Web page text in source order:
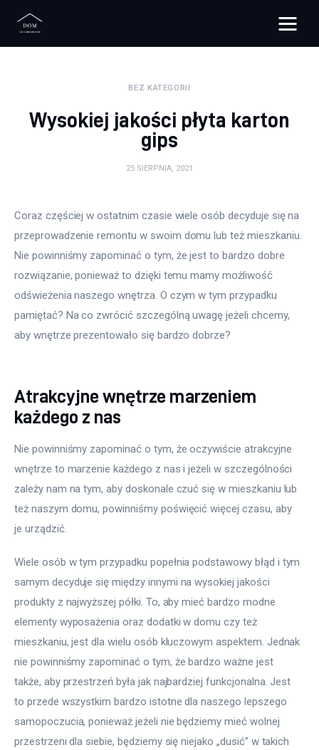
Bloggers Unite
Materiały budowlane
Budowa
Oświetlenie
Remont
BEZ KATEGORII
Wysokiej jakości płyta karton
gips
25 SIERPNIA, 2021
Coraz częściej w ostatnim czasie wiele osób decyduje się na
przeprowadzenie remontu w swoim domu lub też mieszkaniu.
Nie powinniśmy zapominać o tym, że jest to bardzo dobre
rozwiązanie, ponieważ to dzięki temu mamy możliwość
odświeżenia naszego wnętrza. O czym w tym przypadku
pamiętać? Na co zwrócić szczególną uwagę jeżeli chcemy,
aby wnętrze prezentowało się bardzo dobrze?
Atrakcyjne wnętrze marzeniem
każdego z nas
Nie powinniśmy zapominać o tym, że oczywiście atrakcyjne
wnętrze to marzenie każdego z nas i jeżeli w szczególności
zależy nam na tym, aby doskonale czuć się w mieszkaniu lub
też naszym domu, powinniśmy poświęcić więcej czasu, aby
je urządzić.
Wiele osób w tym przypadku popełnia podstawowy błąd i tym
samym decyduje się między innymi na wysokiej jakości
produkty z najwyższej półki. To, aby mieć bardzo modne
elementy wyposażenia oraz dodatki w domu czy też
mieszkaniu, jest dla wielu osób kluczowym aspektem. Jednak
nie powinniśmy zapominać o tym, że bardzo ważne jest
także, aby przestrzeń była jak najbardziej funkcjonalna. Jest
to przede wszystkim bardzo istotne dla naszego lepszego
samopoczucia, ponieważ jeżeli nie będziemy mieć wolnej
przestrzeni dla siebie, będziemy się niejako „dusić” w takich